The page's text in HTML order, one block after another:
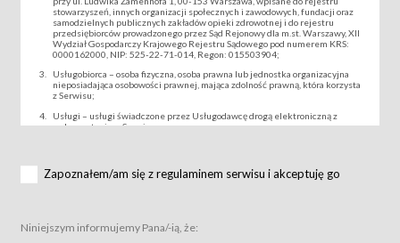
stowarzyszeń, innych organizacji społecznych i zawodowych, fundacji oraz
samodzielnych publicznych zakładów opieki zdrowotnej i do rejestru
przedsiębiorców prowadzonego przez Sąd Rejonowy dla m.st. Warszawy, XII
Wydział Gospodarczy Krajowego Rejestru Sądowego pod numerem KRS:
0000162000, NIP: 525-22-71-014, Regon: 015503904;
Usługobiorca – osoba fizyczna, osoba prawna lub jednostka organizacyjna
nieposiadająca osobowości prawnej, mająca zdolność prawną, która korzysta
z Serwisu;
Usługi – usługi świadczone przez Usługodawcę drogą elektroniczną z
wykorzystaniem Serwisu;
za pośrednictwem Serwisu;
podmiotom z branży mediów i filmowej (Akredytacje);
Zapoznałem/am się z regulaminem serwisu i akceptuję go
Niniejszym informujemy Pana/-ią, że: